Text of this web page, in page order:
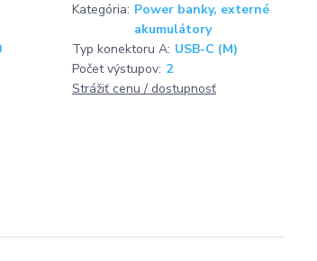
Kategória: Power banky, externé
akumulátory
Typ konektoru A: USB-C (M)
Počet výstupov: 2
Strážiť cenu / dostupnosť